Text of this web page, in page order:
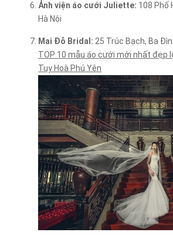
Ảnh viện áo cưới Juliette: 108 Phố
Hà Nội
Mai Đỗ Bridal: 25 Trúc Bạch, Ba
TOP 10 mẫu áo cưới mới nhất đẹp
Tuy Hoà Phú Yên